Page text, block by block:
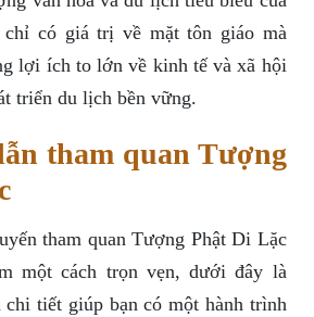
chỉ có giá trị về mặt tôn giáo mà
lợi ích to lớn về kinh tế và xã hội
triển du lịch bền vững.
tham quan Tượng
tham quan Tượng Phật Di Lặc
một cách trọn vẹn, dưới đây là
chi tiết giúp bạn có một hành trình